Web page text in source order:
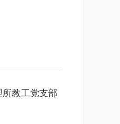
教工党支部